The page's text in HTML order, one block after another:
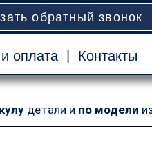
обратный звонок
оплата| Контакты
детали и по модели